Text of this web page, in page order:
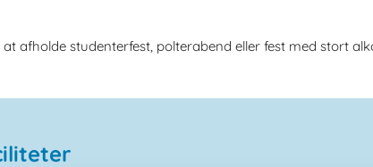
afholde studenterfest, polterabend eller fest med stort